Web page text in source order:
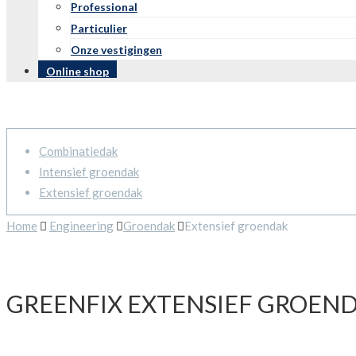
Professional
Particulier
Onze vestigingen
Online shop
Combinatiedak
Intensief groendak
Extensief groendak
Home Engineering Groendak Extensief groendak
GREENFIX EXTENSIEF